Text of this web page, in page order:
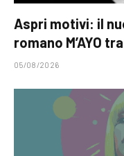
Aspri motivi: il
romano M’AYO
05/08/2026